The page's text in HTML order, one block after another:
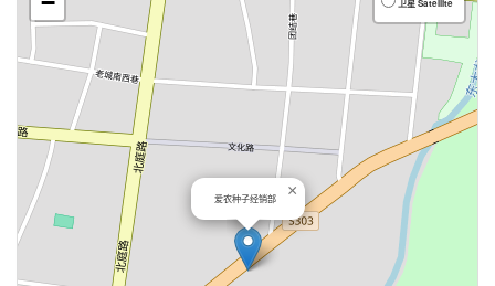
爱农种子经销部 ×
卫星 Satellite